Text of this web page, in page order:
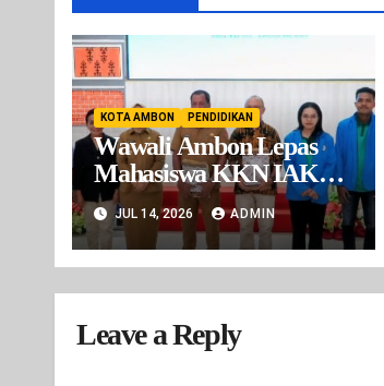
KOTA AMBON PENDIDIKAN
Wawali Ambon Lepas
Mahasiswa KKN IAKN,
Dorong Inovasi Digital
JUL 14, 2026 ADMIN
Leave a Reply